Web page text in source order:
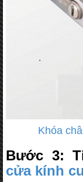
Khóa
Bước 3:
cửa kính